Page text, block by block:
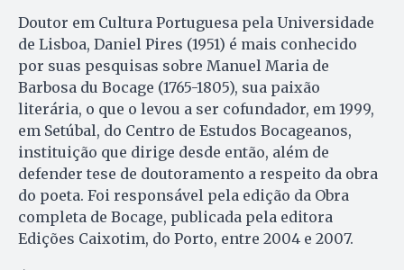
Doutor em Cultura Portuguesa pela Universidade
de Lisboa, Daniel Pires (1951) é mais conhecido
por suas pesquisas sobre Manuel Maria de
Barbosa du Bocage (1765-1805), sua paixão
literária, o que o levou a ser cofundador, em 1999,
em Setúbal, do Centro de Estudos Bocageanos,
instituição que dirige desde então, além de
defender tese de doutoramento a respeito da obra
do poeta. Foi responsável pela edição da Obra
completa de Bocage, publicada pela editora
Edições Caixotim, do Porto, entre 2004 e 2007.